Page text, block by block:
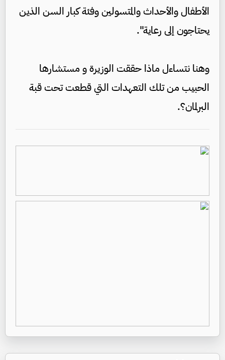
الأطفال والأحداث والمتسولين وفئة كبار السن الذين
يحتاجون إلى رعاية".
وهنا نتساءل ماذا حققت الوزيرة و مستشارها
الحبيب من تلك التعهدات التي قطعت تحت قبة
البرلمان؟.